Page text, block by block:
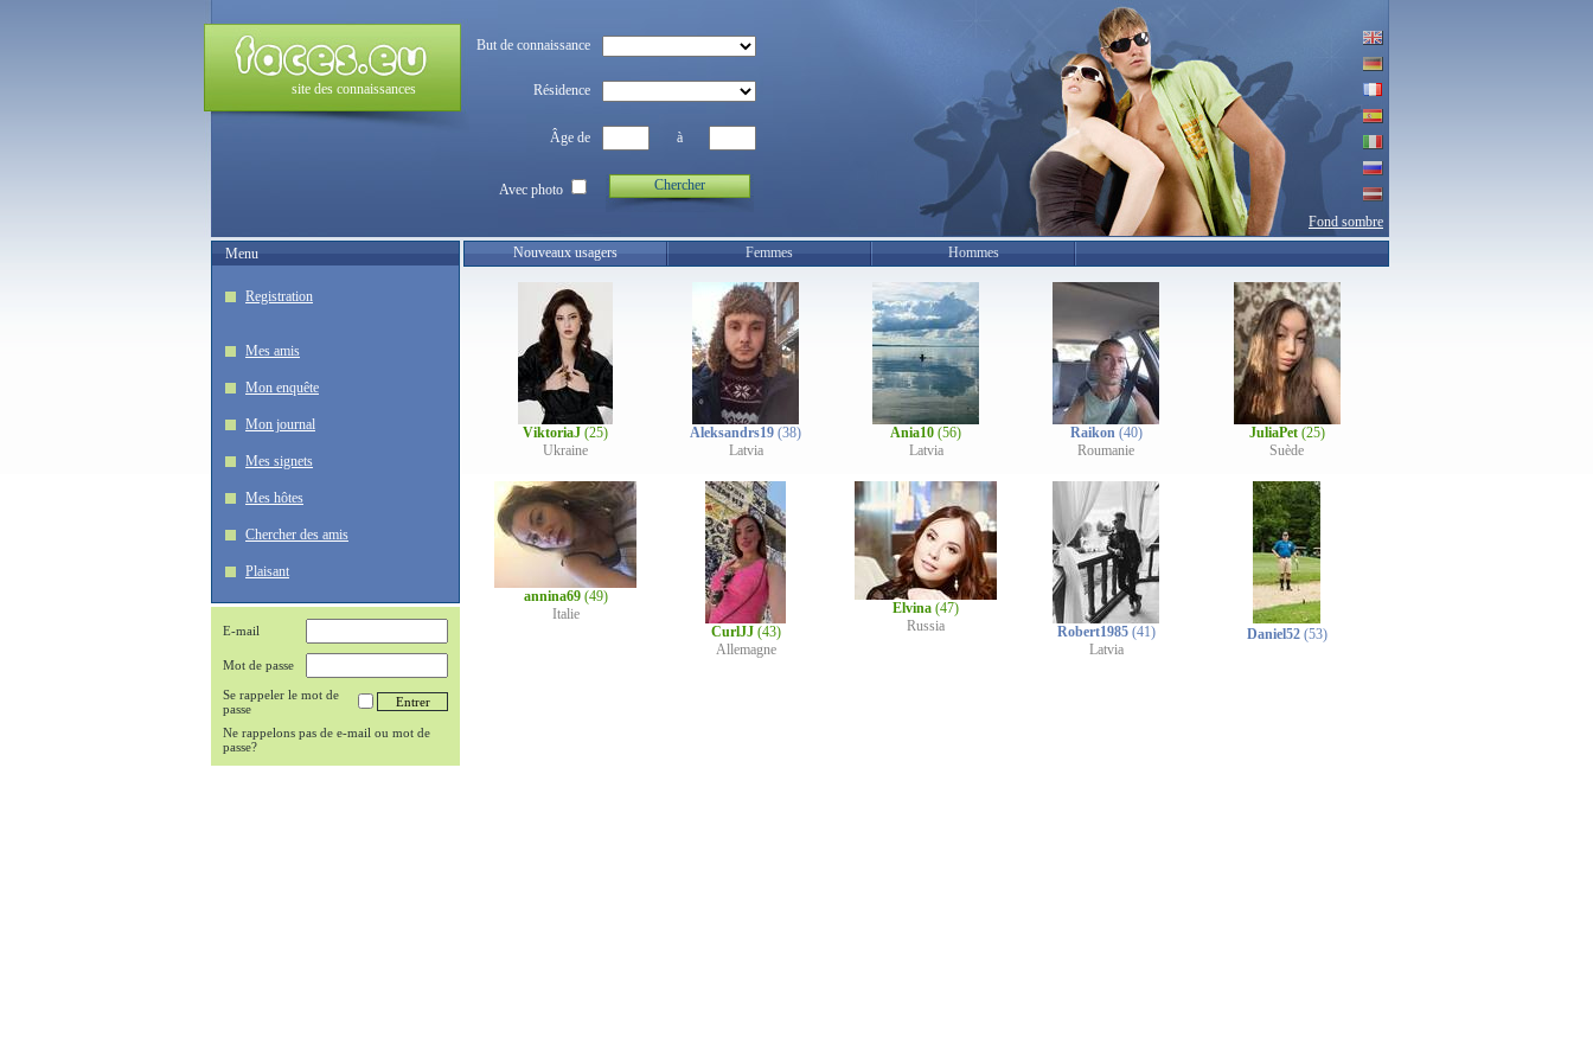
site des connaissances
But de connaissance
Résidence
Âge de à
Avec photo Chercher
Fond sombre
Menu
Registration
Mes amis
Mon enquête
Mon journal
Mes signets
Mes hôtes
Chercher des amis
Plaisant
E-mail
Mot de passe
Se rappeler le mot de
passe
Ne rappelons pas de e-mail ou mot de
passe?
Nouveaux usagers Femmes Hommes
ViktoriaJ (25)
Ukraine
Aleksandrs19 (38)
Latvia
Ania10 (56)
Latvia
Raikon(40)
Roumanie
JuliaPet(25)
Suède
annina69(49)
Italie
CurlJJ(43)
Allemagne
Elvina (47)
Russia
Robert1985(41)
Latvia
Daniel52(53)